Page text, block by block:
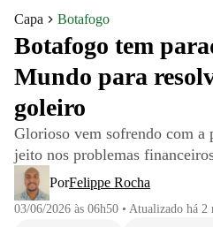
Capa Botafogo
Botafogo tem
Mundo para
goleiro
Glorioso vem sofrendo com a
jeito nos problemas
PorFelippe Rocha
03/06/2026 às 06h50 • Atualizado há 2